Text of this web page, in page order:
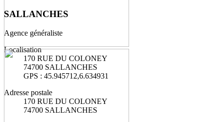
SALLANCHES
Agence généraliste
Localisation
170 RUE DU COLONEY
74700 SALLANCHES
GPS : 45.945712,6.634931
Adresse postale
170 RUE DU COLONEY
74700 SALLANCHES